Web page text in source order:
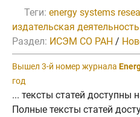
Теги: energy systems
издательская деятельность
Раздел: ИСЭМ СО РАН /
Вышел 3-й номер журнала
год
... тексты статей доступны
Полные тексты статей